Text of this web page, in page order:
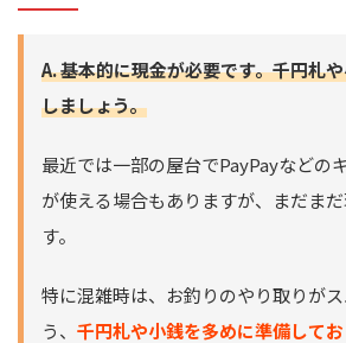
A. 基本的に現金が必要です。千円札
しましょう。
最近では一部の屋台でPayPayなどの
が使える場合もありますが、まだま
す。
特に混雑時は、お釣りのやり取りが
う、 千円札や小銭を多めに準備してお